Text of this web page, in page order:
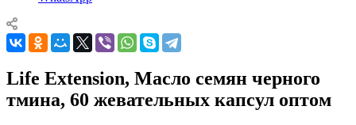
Life Extension, Масло семян черного
тмина, 60 жевательных капсул оптом